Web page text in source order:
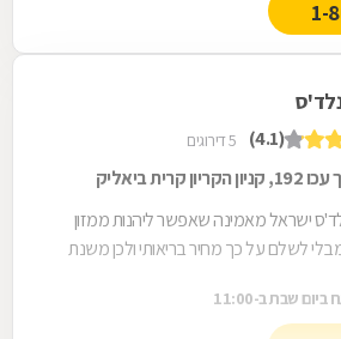
(4.1) 5 דירוגים
הקריון קרית ביאליק
ישראל מאמינה שאפשר ליהנות ממזון
לשלם על כך מחיר בריאותי ולכן משנת
ביום שבת ב-11:00